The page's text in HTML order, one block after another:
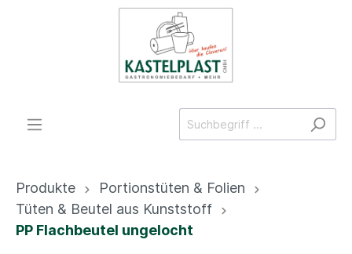
Produkte
Portionstüten & Folien
Tüten & Beutel aus Kunststoff
PP Flachbeutel ungelocht